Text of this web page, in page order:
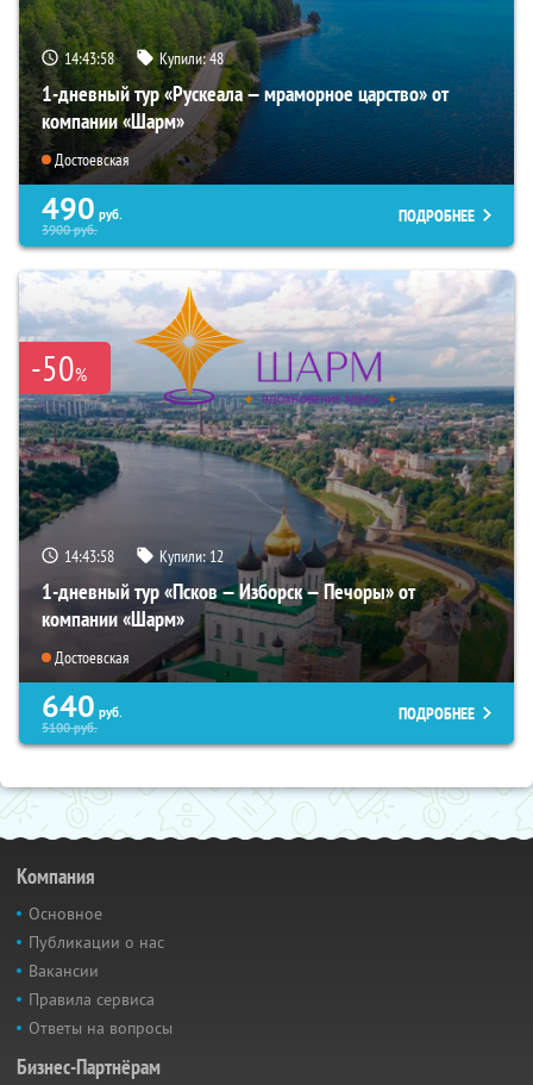
14:43:57 Купили:48
1-дневный тур «Рускеала — мраморное царство» от
компании «Шарм»
Достоевская
490 руб.
3900руб.
ПОДРОБНЕЕ
-50%
14:43:57 Купили:12
1-дневный тур «Псков — Изборск — Печоры» от
компании «Шарм»
Достоевская
640 руб.
5100руб.
ПОДРОБНЕЕ
Компания
Основное
Публикации о нас
Вакансии
Правила сервиса
Ответы на вопросы
Бизнес-Партнёрам